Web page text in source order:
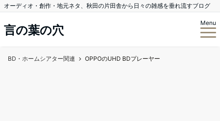
オーディオ・創作・地元ネタ、秋田の片田舎から日々の雑感を垂れ流すブログ
言の葉の穴
Menu
BD・ホームシアター関連 OPPOのUHD BDプレーヤー